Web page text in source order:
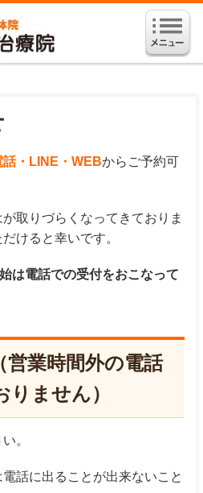
話・LINE・WEBからご予約可
取りづらくなってきておりま
けると幸いです。
は電話での受付をおこなって
営業時間外の電話
ません）
。
話に出ることが出来ないこと